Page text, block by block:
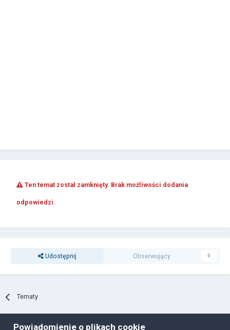
Ten temat został zamknięty. Brak możliwości dodania
odpowiedzi.
Udostępnij Obserwujący 0
Tematy
Powiadomienie o plikach cookie